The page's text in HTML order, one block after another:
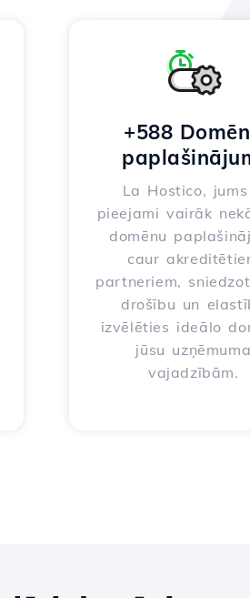
+588
La Hostico,
pieejami vairāk
domēnu
caur
partneriem,
drošību un
izvēlēties ideālo
jūsu
vajadzībām.